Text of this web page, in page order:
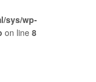
sys/wp-
on line 8